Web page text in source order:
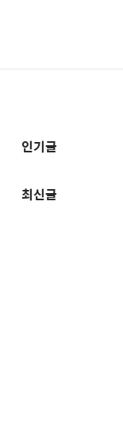
추
정
인기글
최신글